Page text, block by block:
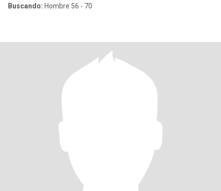
Buscando: Hombre 56 - 70